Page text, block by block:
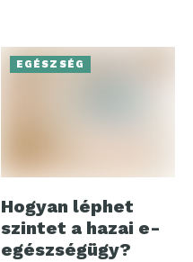
EGÉSZSÉG
Hogyan léphet
szintet a hazai e-
egészségügy?